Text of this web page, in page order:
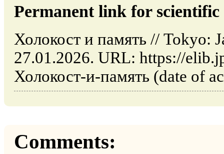
Permanent link for
Холокост и память // Tokyo:
27.01.2026. URL: https://
Холокост-и-память (date of
Comments: